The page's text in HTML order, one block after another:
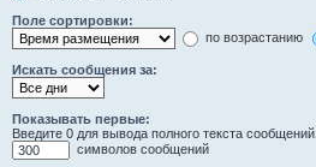
Поле сортировки:
по возрастанию
Искать сообщения за:
Показывать первые:
Введите 0 для вывода полного текста сообщений.
символов сообщений